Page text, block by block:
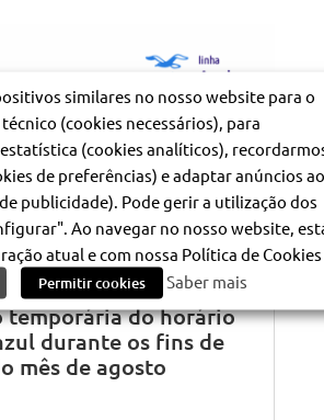
temporária do horário
durante os fins de
mês de agosto
similares no nosso website para o
(cookies necessários), para
(cookies analíticos),
de preferências) e adaptar anúncios
publicidade). Pode gerir a utilização dos
Ao navegar no nosso website,
atual e com nossa Política de Cookies .
Permitir cookies Saber mais